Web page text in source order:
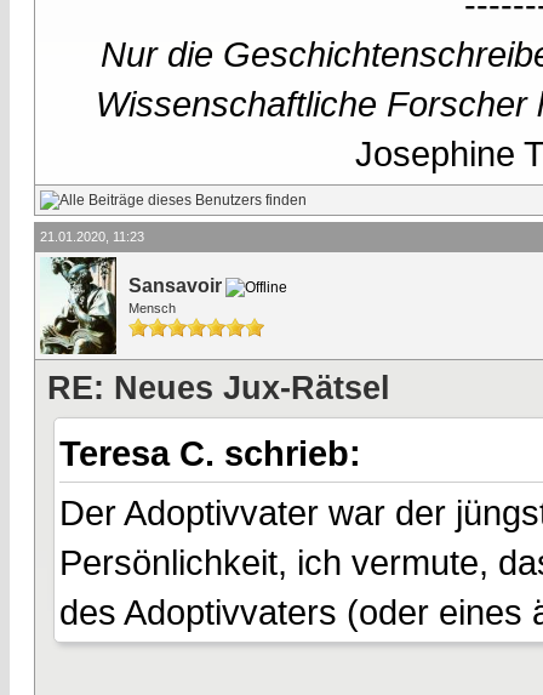
Nur die
Wissenschaftliche
Josephine
21.01.2020, 11:23
Sansavoir
Mensch
RE: Neues Jux-Rätsel
Teresa C. schrieb:
Der Adoptivvater war der
Persönlichkeit, ich vermute,
des Adoptivvaters (oder eines